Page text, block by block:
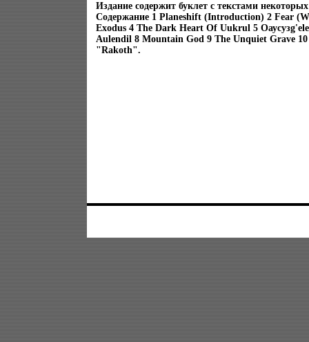
Издание содержит буклет с текстами
Содержание 1 Planeshift (Introduction) 2 Fear
Exodus 4 The Dark Heart Of Uukrul 5
Aulendil 8 Mountain God 9 The Unquiet Grave
"Rakoth".